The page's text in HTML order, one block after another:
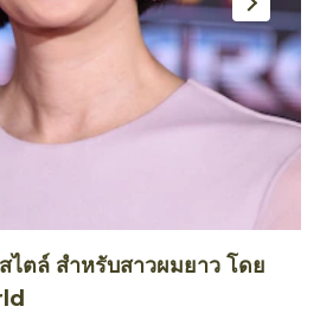
ตล์ สำหรับสาวผมยาว โดย